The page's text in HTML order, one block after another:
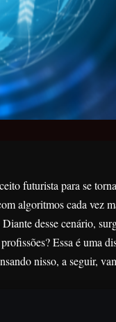
futurista para se
algoritmos cada vez
desse cenário,
Essa é uma
nisso, a seguir,